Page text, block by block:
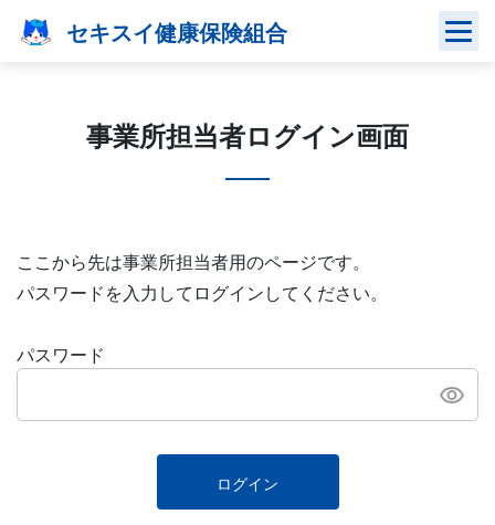
セキスイ健康保険組合
事業所担当者ログイン画面
ここから先は事業所担当者用のページです。
パスワードを入力してログインしてください。
パスワード
ログイン